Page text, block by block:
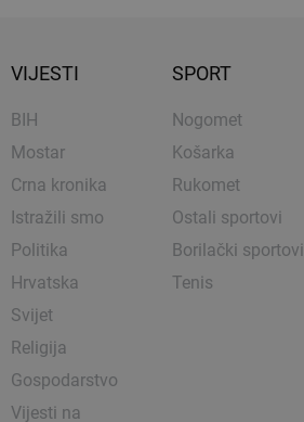
VIJESTI
BIH
Mostar
Crna kronika
Istražili smo
Politika
Hrvatska
Svijet
Religija
Gospodarstvo
Vijesti na
SPORT
Nogomet
Košarka
Rukomet
Ostali sportovi
Borilački sportovi
Tenis